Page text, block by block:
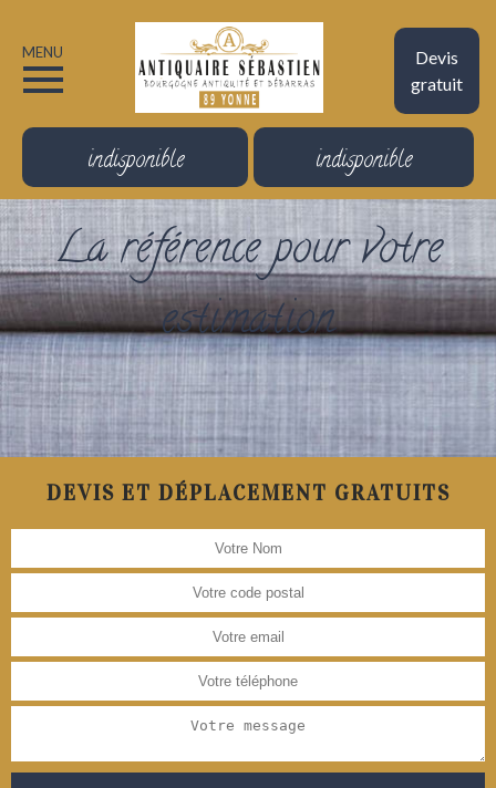
Devis
gratuit
MENU
indisponible indisponible
La référence pour votre
estimation
DEVIS ET DÉPLACEMENT GRATUITS